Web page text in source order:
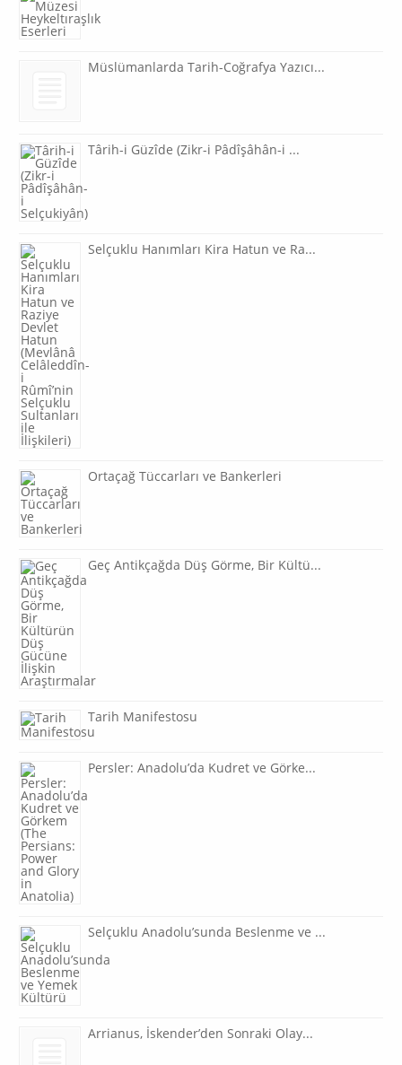
Müslümanlarda Tarih-Coğrafya Yazıcı...
Târih-i Güzîde (Zikr-i Pâdîşâhân-i ...
Selçuklu Hanımları Kira Hatun ve Ra...
Ortaçağ Tüccarları ve Bankerleri
Geç Antikçağda Düş Görme, Bir Kültü...
Tarih Manifestosu
Persler: Anadolu’da Kudret ve Görke...
Selçuklu Anadolu’sunda Beslenme ve ...
Arrianus, İskender’den Sonraki Olay...